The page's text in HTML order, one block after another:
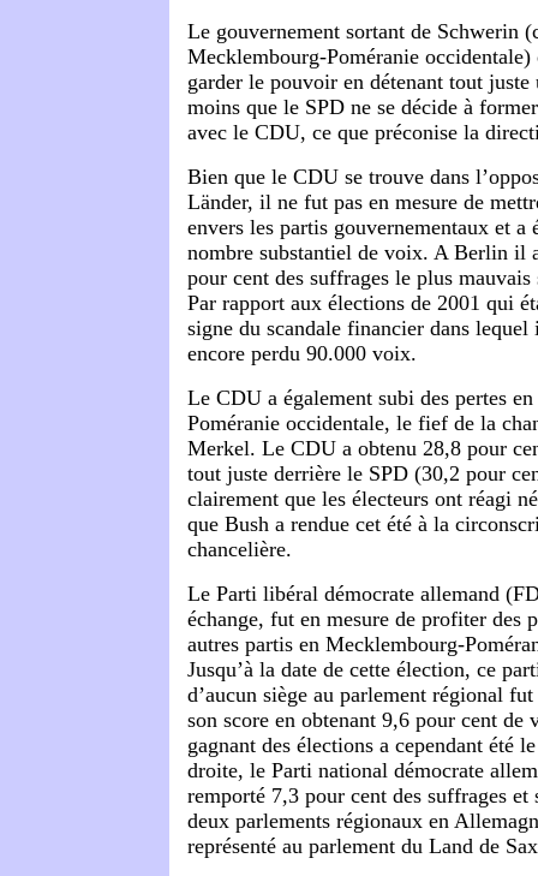
Le gouvernement sortant de Schwerin
Mecklembourg-Poméranie occidentale)
garder le pouvoir en détenant tout
moins que le SPD ne se décide à
avec le CDU, ce que préconise la
Bien que le CDU se trouve dans
Länder, il ne fut pas en mesure de
envers les partis gouvernementaux et a
nombre substantiel de voix. A Berlin il
pour cent des suffrages le plus
Par rapport aux élections de 2001 qui
signe du scandale financier dans
encore perdu 90.000 voix.
Le CDU a également subi des pertes
Poméranie occidentale, le fief de la
Merkel. Le CDU a obtenu 28,8 pour
tout juste derrière le SPD (30,2 pour
clairement que les électeurs ont réagi
que Bush a rendue cet été à la
chancelière.
Le Parti libéral démocrate allemand
échange, fut en mesure de profiter des
autres partis en Mecklembourg-
Jusqu’à la date de cette élection, ce
d’aucun siège au parlement régional
son score en obtenant 9,6 pour cent
gagnant des élections a cependant été
droite, le Parti national démocrate
remporté 7,3 pour cent des suffrages et
deux parlements régionaux en
représenté au parlement du Land de